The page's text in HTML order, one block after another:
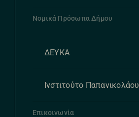
Νομικά Πρόσωπα Δήμου
ΔΕΥΚΑ
Ινστιτούτο Παπανικολάου
Επικοινωνία